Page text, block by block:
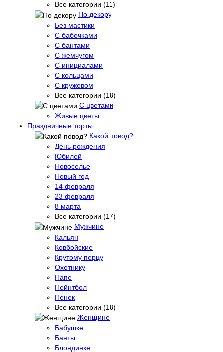
Все категории (11)
По декору
Без мастики
С бабочками
С бантами
С жемчугом
С инициалами
С кольцами
С кружевом
Все категории (18)
С цветами
Живые цветы
Праздничные торты
Какой повод?
День рождения
Юбилей
Новоселье
Новый год
14 февраля
23 февраля
8 марта
Все категории (17)
Мужчине
Кальян
Ковбойские
Крутому перцу
Охотнику
Папе
Пейнтбол
Пенек
Все категории (18)
Женщине
Бабушке
Банты
Блондинке